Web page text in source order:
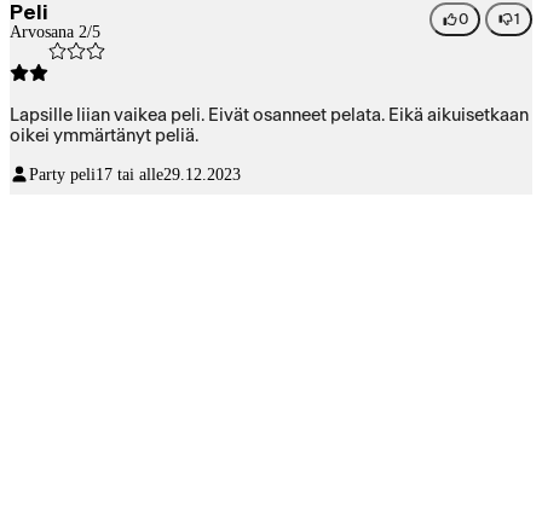
Peli
Arvosana 2/5
0 1
Lapsille liian vaikea peli. Eivät osanneet pelata. Eikä aikuisetkaan
oikei ymmärtänyt peliä.
Party peli17 tai alle29.12.2023